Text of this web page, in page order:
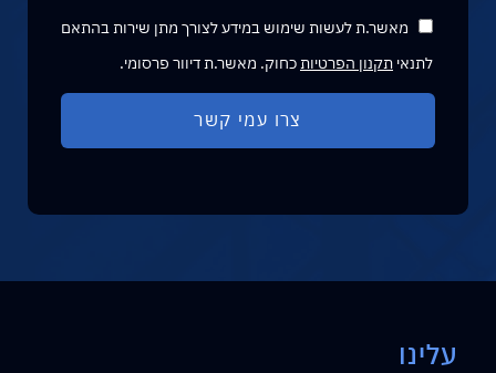
מאשר.ת לעשות שימוש במידע לצורך מתן שירות בהתאם
לתנאי תקנון הפרטיות כחוק. מאשר.ת דיוור פרסומי.
עלינו